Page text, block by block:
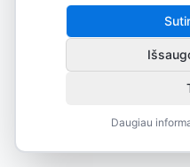
Daugiau